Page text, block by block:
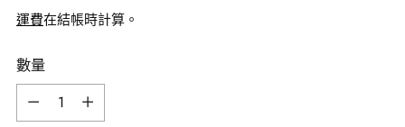
價
運費在結帳時計算。
數量
量